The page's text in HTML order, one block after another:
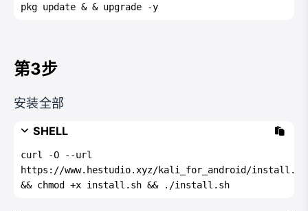
pkg update & & upgrade -y
第3步
安装全部
SHELL
curl -O --url
https://www.hestudio.xyz/kali_for_android/install.sh
&& chmod +x install.sh && ./install.sh